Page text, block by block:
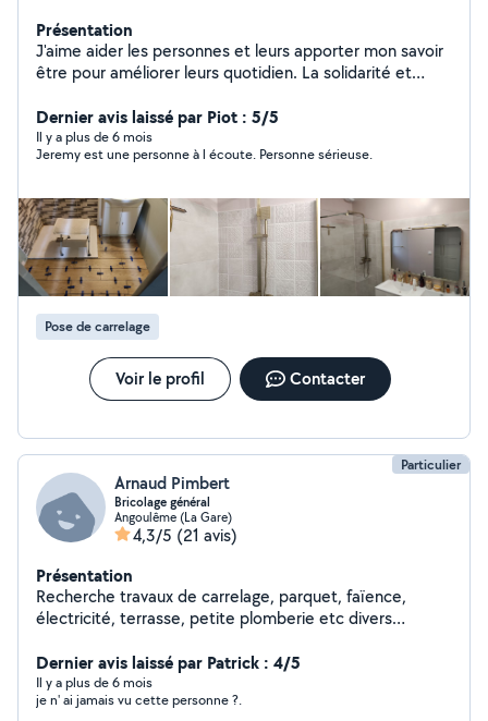
Présentation
J'aime aider les personnes et leurs apporter mon savoir
être pour améliorer leurs quotidien. La solidarité et
Dernier avis laissé par Piot : 5/5
Il y a plus de 6 mois
Jeremy est une personne à l écoute. Personne sérieuse.
Pose de carrelage
Voir le profil Contacter
Particulier
Arnaud Pimbert
Bricolage général
Angoulême (La Gare)
4,3/5 (21 avis)
Présentation
Recherche travaux de carrelage, parquet, faïence,
électricité, terrasse, petite plomberie etc divers
entièrement refaites par moi même Un échange
téléphonique ou une prise de contact n'engage à rien je
serai toujours disponible même pour un simple
Dernier avis laissé par Patrick : 4/5
Il y a plus de 6 mois
je n' ai jamais vu cette personne ?.